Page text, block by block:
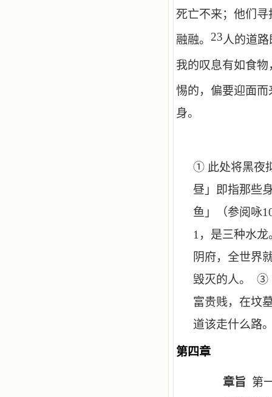
死亡不来；他们
融融。 23人的道
我的叹息有如食
惕的，偏要迎面而
身。
① 此处将黑夜
昼」即指那些
鱼」（参阅咏
1 ，是三种水
阴府，全世界
毁灭的人。 ③
富贵贱，在坟
道该走什么路
第四章
章旨 第